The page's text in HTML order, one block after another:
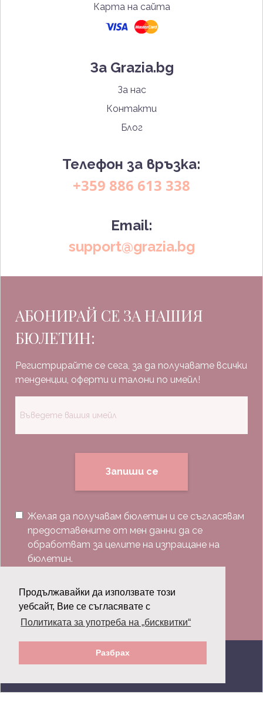
Продължавайки да използвате този
уебсайт, Вие се съгласявате с
Политиката за употреба на „бисквитки“
Разбрах
Карта на сайта
За Grazia.bg
За нас
Контакти
Блог
Телефон за връзка:
+359 886 613 338
Email:
support@grazia.bg
АБОНИРАЙ СЕ ЗА НАШИЯ
БЮЛЕТИН:
Регистрирайте се сега, за да получавате всички
тенденции, оферти и талони по имейл!
Запиши се
Желая да получавам бюлетин и се съгласявам
предоставените от мен данни да се
обработват за целите на изпращане на
бюлетин.
Последвай ни:
© 2026 Grazia.bg - Всички права запазени